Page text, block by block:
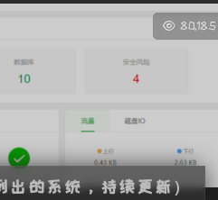
80,185
出的系统，持续更新）